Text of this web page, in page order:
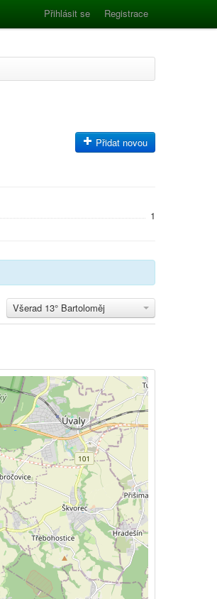
Přihlásit se Registrace
Přidat novou
1
Všerad 13° Bartoloměj